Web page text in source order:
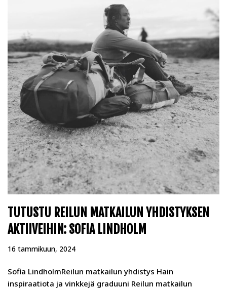
TUTUSTU REILUN MATKAILUN YHDISTYKSEN
AKTIIVEIHIN: SOFIA LINDHOLM
16 tammikuun, 2024
Sofia LindholmReilun matkailun yhdistys Hain
inspiraatiota ja vinkkejä graduuni Reilun matkailun